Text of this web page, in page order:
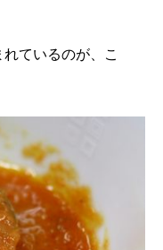
ているのが、こ